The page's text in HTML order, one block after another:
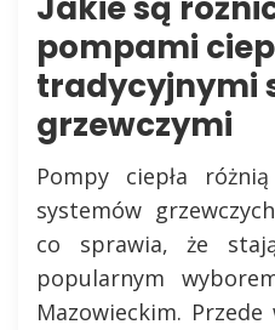
pompami
tradycyjnymi
grzewczymi
Pompy ciepła
systemów
co sprawia, że
popularnym
Mazowieckim.